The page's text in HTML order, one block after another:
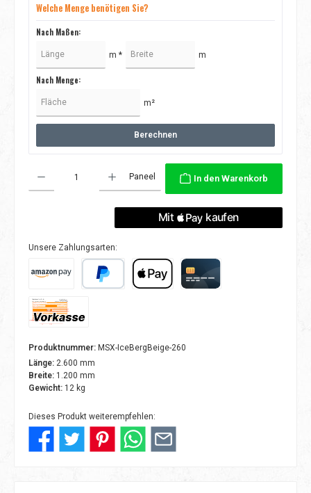
Welche Menge benötigen Sie?
Nach Maßen:
m * m
Nach Menge:
m²
Berechnen
Produkt Anzahl: Gib den gewünschten Wert ein oder benutze die
Paneel In den Warenkorb
Unsere Zahlungsarten:
Produktnummer: MSX-IceBergBeige-260
Länge: 2.600 mm
Breite: 1.200 mm
Gewicht: 12 kg
Dieses Produkt weiterempfehlen: